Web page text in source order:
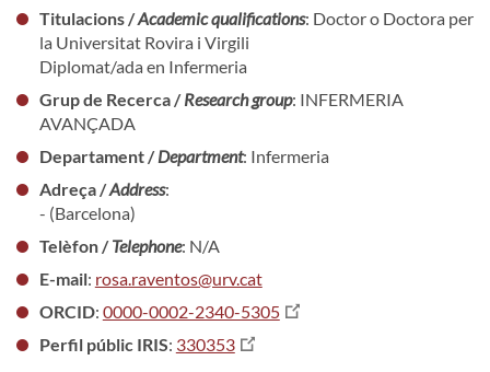
Titulacions /Academic qualifications: Doctor o Doctora per
la Universitat Rovira i Virgili
Diplomat/ada en Infermeria
Grup de Recerca /Research group: INFERMERIA
AVANÇADA
Departament /Department: Infermeria
Adreça /Address:
- (Barcelona)
Telèfon /Telephone: N/A
E-mail: rosa.raventos@urv.cat
ORCID: 0000-0002-2340-5305
Perfil públic IRIS: 330353